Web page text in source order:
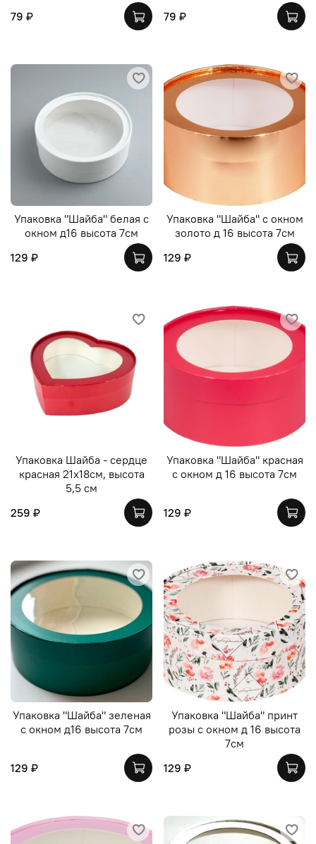
79 ₽
79 ₽
Упаковка "Шайба" белая с
окном д16 высота 7см
129 ₽
Упаковка "Шайба" с окном
золото д 16 высота 7см
129 ₽
Упаковка Шайба - сердце
красная 21х18см, высота
5,5 см
259 ₽
Упаковка "Шайба" красная
с окном д 16 высота 7см
129 ₽
Упаковка "Шайба" зеленая
с окном д16 высота 7см
129 ₽
Упаковка "Шайба" принт
розы с окном д 16 высота
7см
129 ₽